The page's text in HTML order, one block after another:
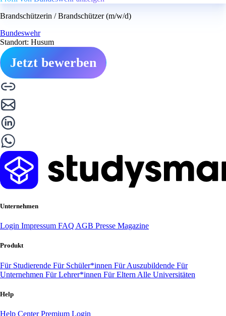
Brandschützerin / Brandschützer (m/w/d)
Bundeswehr
Standort: Husum
Jetzt bewerben
Unternehmen
Login Impressum FAQ AGB Presse Magazine
Produkt
Für Studierende Für Schüler*innen Für Auszubildende Für
Unternehmen Für Lehrer*innen Für Eltern Alle Universitäten
Help
Help CenterPremium Login